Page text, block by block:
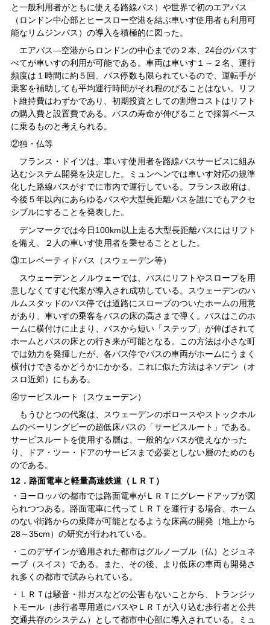
と一般利用者がともに使える路線バス）や世界で初のエアバス
（ロンドン中心部とヒースロー空港を結ぶ車いす使用者も利用可
能なリムジンバス）の導入を積極的に図った。
エアバス―空港からロンドンの中心までの２本、24台のバスす
べてが車いすの利用が可能である。車両は車いす１～２名、運行
頻度は１時間に約５回、バス停数も限られているので、運転手が
乗客を補助しても平均運行時間がそれ程のびることはない。リフ
ト維持費はわずかであり、初期投資としての割増コストはリフト
の購入費と設置費である。バスの寿命が伸びることで採算ベース
に乗るものと考えられる。
②独・仏等
フランス・ドイツは、車いす使用者を路線バスサービスに組み
込むシステム開発を決定した。ミュンヘンでは車いす対応の規準
化した路線バスがすでに市内で運行している。フランス政府は、
今後５年以内にあらゆるバスや大型長距離バスを誰にでもアクセ
シブルにすることを発表した。
デンマークでは今日100km以上走る大型長距離バスにはリフト
を備え、２人の車いす使用者を乗せることとした。
③エレベーティドバス（スウェーデン等）
スウェーデンとノルウェーでは、バスにリフトやスロープを用
意しなくてすむ代案が導入され成功している。スウェーデンのハ
ルムスタッドのバス停では道路にスロープのついたホームの用意
があり、車いすの乗客をバスの床の高さまで導く。バスはこのホ
ームに横付けに止まり、バスから短い「ステップ」が伸ばされて
ホームとバスの床との行き来が可能となる。この方法は小さな町
では効力を発揮したが、各バス停でバスの車両がホームにうまく
横付けできるかどうかにかかる。これに似た方法はネソデン（オ
スロ近郊）にもある。
④サービスルート（スウェーデン）
もうひとつの代案は、スウェーデンのボロースやストックホル
ムのベーリングビーの超低床バスの「サービスルート」である。
サービスルートを使用する層は、一般的なバスが使えなかった
り、ドア・ツー・ドアのサービスまで必要としない層のためのも
のである。
12．路面電車と軽量高速鉄道（ＬＲＴ）
・ヨーロッパの都市では路面電車がＬＲＴにグレードアップが図
られつつある。路面電車に代ってＬＲＴを運行する場合、ホーム
のない街路からの乗降が可能となるような床高の開発（地上から
28～35cm）の研究が行われている。
・このデザインが適用された都市はグルノーブル（仏）とジュネ
ーブ（スイス）である。また、その後、より低床の車両も開発さ
れ多くの都市で試みられている。
・ＬＲＴは騒音・排ガスなどの公害もないことから、トランジッ
トモール（歩行者専用道にバスやＬＲＴが入り込む歩行者と公共
交通共存のシステム）として都市中心部に導入されている。ミュ